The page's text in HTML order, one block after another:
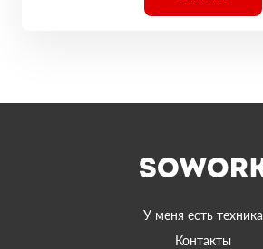
У меня есть техника
Контакты